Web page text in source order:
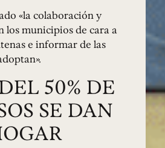
«la colaboración y
los municipios de cara a
e informar de las
50% DE
SE DAN